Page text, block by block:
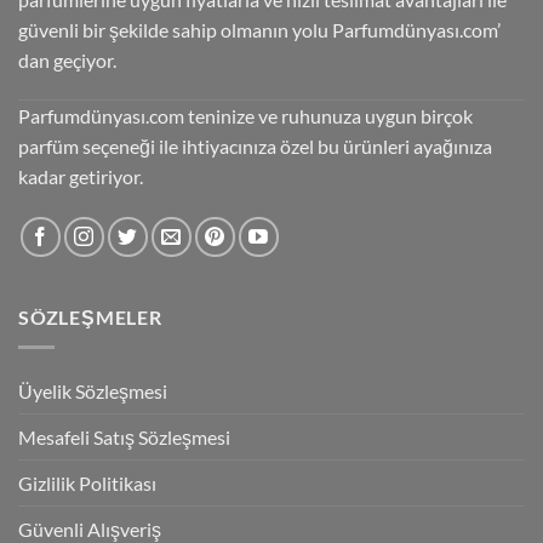
güvenli bir şekilde sahip olmanın yolu Parfumdünyası.com’
dan geçiyor.
Parfumdünyası.com teninize ve ruhunuza uygun birçok
parfüm seçeneği ile ihtiyacınıza özel bu ürünleri ayağınıza
kadar getiriyor.
SÖZLEŞMELER
Üyelik Sözleşmesi
Mesafeli Satış Sözleşmesi
Gizlilik Politikası
Güvenli Alışveriş